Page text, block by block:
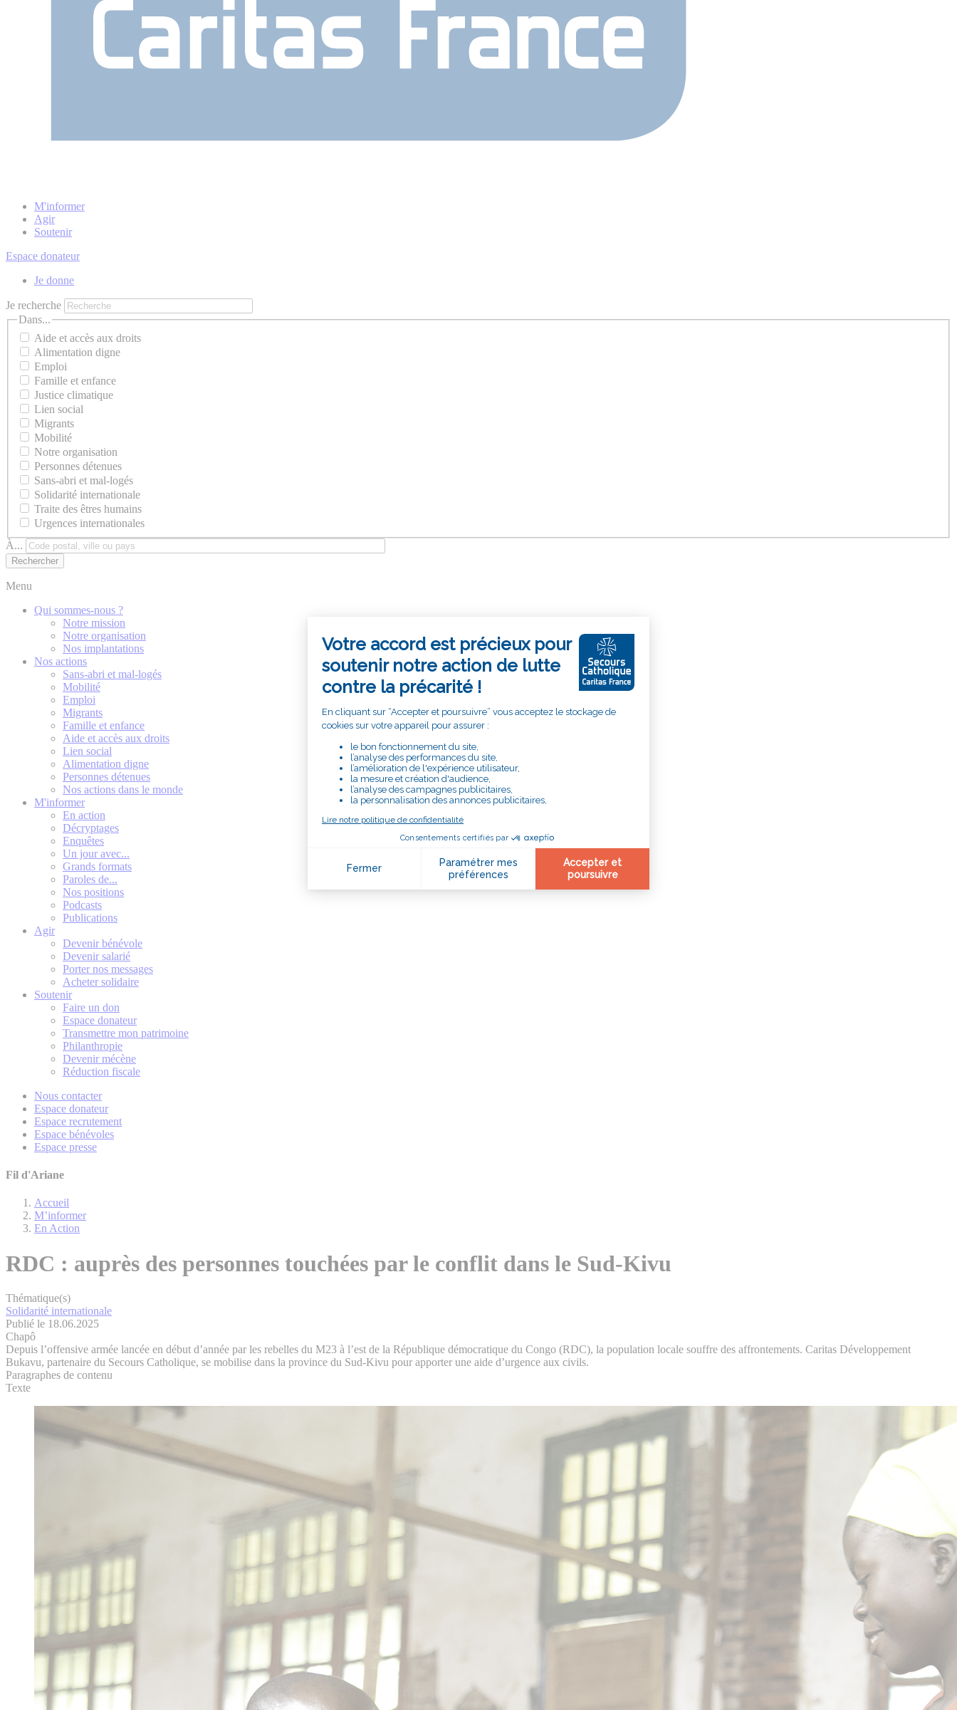
M'informer
Agir
Soutenir
Espace donateur
Je donne
Je recherche
Dans...
Aide et accès aux droits
Alimentation digne
Emploi
Famille et enfance
Justice climatique
Lien social
Migrants
Mobilité
Notre organisation
Personnes détenues
Sans-abri et mal-logés
Solidarité internationale
Traite des êtres humains
Urgences internationales
À...
Menu
Qui sommes-nous ?
Notre mission
Notre organisation
Nos implantations
Nos actions
Sans-abri et mal-logés
Mobilité
Emploi
Migrants
Famille et enfance
Aide et accès aux droits
Lien social
Alimentation digne
Personnes détenues
Nos actions dans le monde
M'informer
En action
Décryptages
Enquêtes
Un jour avec...
Grands formats
Paroles de...
Nos positions
Podcasts
Publications
Agir
Devenir bénévole
Devenir salarié
Porter nos messages
Acheter solidaire
Soutenir
Faire un don
Espace donateur
Transmettre mon patrimoine
Philanthropie
Devenir mécène
Réduction fiscale
Nous contacter
Espace donateur
Espace recrutement
Espace bénévoles
Espace presse
Fil d'Ariane
Accueil
M’informer
En Action
RDC : auprès des personnes touchées par le conflit dans le Sud-Kivu
Thématique(s)
Solidarité internationale
Publié le 18.06.2025
Chapô
Depuis l’offensive armée lancée en début d’année par les rebelles du M23 à l’est de la République démocratique du Congo (RDC), la population locale souffre des affrontements. Caritas Développement
Bukavu, partenaire du Secours Catholique, se mobilise dans la province du Sud-Kivu pour apporter une aide d’urgence aux civils.
Paragraphes de contenu
Texte